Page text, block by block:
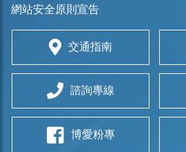
網站安全原則宣告
交通指南
諮詢專線
博愛粉專